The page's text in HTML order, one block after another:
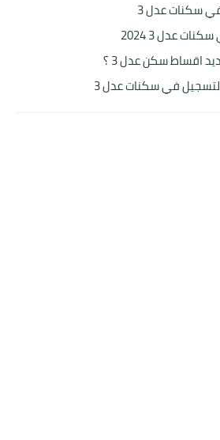
سكنات عدل 3
عدل 3 2024
اقساط سكن عدل 3 ؟
في سكنات عدل 3